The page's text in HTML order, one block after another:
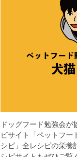
ドッグフード勉強会
ピサイト「ペットフー
シピ」全レシピの栄養